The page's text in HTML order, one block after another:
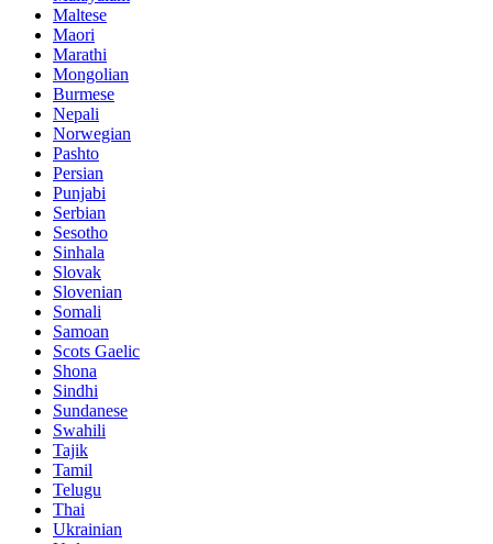
Maltese
Maori
Marathi
Mongolian
Burmese
Nepali
Norwegian
Pashto
Persian
Punjabi
Serbian
Sesotho
Sinhala
Slovak
Slovenian
Somali
Samoan
Scots Gaelic
Shona
Sindhi
Sundanese
Swahili
Tajik
Tamil
Telugu
Thai
Ukrainian